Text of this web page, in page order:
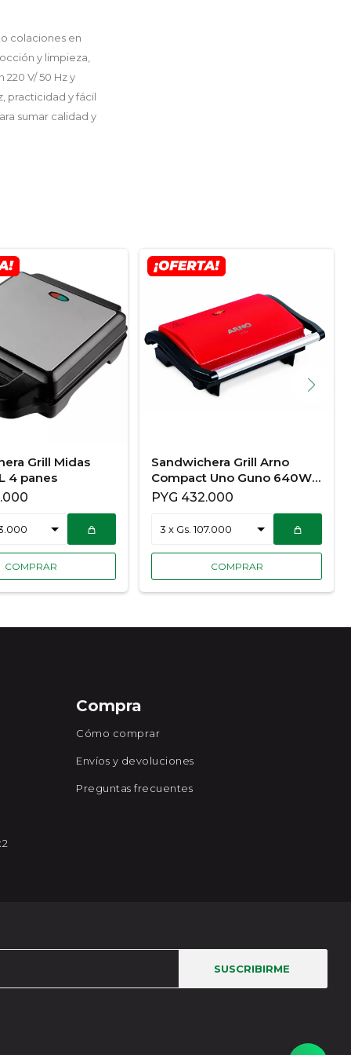
colaciones en
y limpieza,
V/ 50 Hz y
practicidad y fácil
sumar calidad y
Grill Midas
4 panes
Sandwichera Grill Arno
Compact Uno Guno 640W
220V/50HZ SW33
PYG 432.000
SUSCRIBIRME
Compra
Cómo comprar
Envíos y devoluciones
Preguntas frecuentes